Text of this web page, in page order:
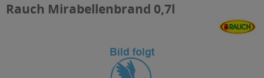
Rauch Mirabellenbrand 0,7l